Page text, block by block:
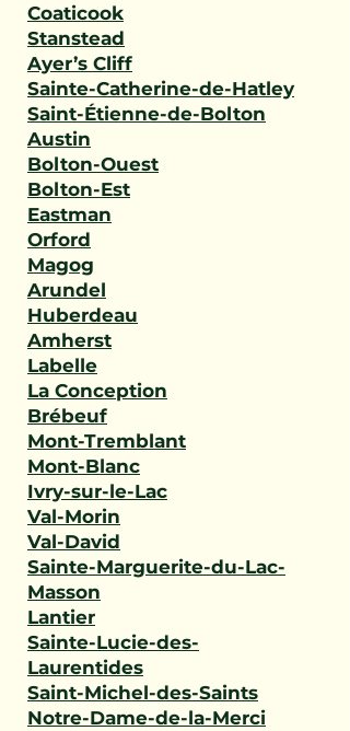
Coaticook
Stanstead
Ayer’s Cliff
Sainte-Catherine-de-Hatley
Saint-Étienne-de-Bolton
Austin
Bolton-Ouest
Bolton-Est
Eastman
Orford
Magog
Arundel
Huberdeau
Amherst
Labelle
La Conception
Brébeuf
Mont-Tremblant
Mont-Blanc
Ivry-sur-le-Lac
Val-Morin
Val-David
Sainte-Marguerite-du-Lac-
Masson
Lantier
Sainte-Lucie-des-
Laurentides
Saint-Michel-des-Saints
Notre-Dame-de-la-Merci